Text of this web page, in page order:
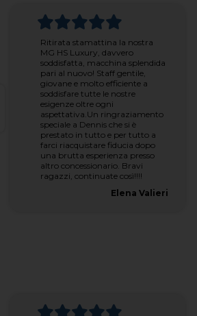
Ritirata stamattina la nostra
MG HS Luxury, davvero
soddisfatta, macchina splendida
pari al nuovo! Staff gentile,
giovane e molto efficiente a
soddisfare tutte le nostre
esigenze oltre ogni
aspettativa.Un ringraziamento
speciale a Dennis che si è
prestato in tutto e per tutto a
farci riacquistare fiducia dopo
una brutta esperienza presso
altro concessionario. Bravi
ragazzi, continuate così!!!!
Elena Valieri